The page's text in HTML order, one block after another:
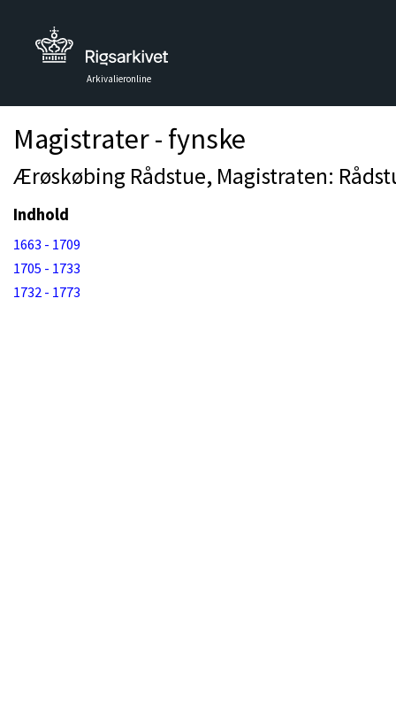
Arkivalieronline
Magistrater - fynske
Ærøskøbing Rådstue, Magistraten:
Indhold
1663 - 1709
1705 - 1733
1732 - 1773